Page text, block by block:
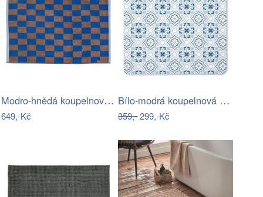
Modro-hnědá koupelnová předložka z bio…
649,-Kč
Bílo-modrá koupelnová předložka z…
359,-299,-Kč